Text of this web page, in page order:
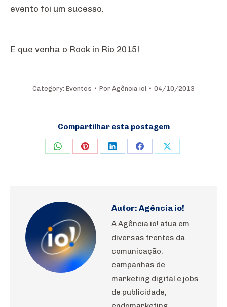
evento foi um sucesso.
E que venha o Rock in Rio 2015!
Category: Eventos Por Agência io! 04/10/2013
Compartilhar esta postagem
Share Share Share Share Share
Autor: Agência io!
A Agência io! atua em
diversas frentes da
comunicação:
campanhas de
marketing digital e jobs
de publicidade,